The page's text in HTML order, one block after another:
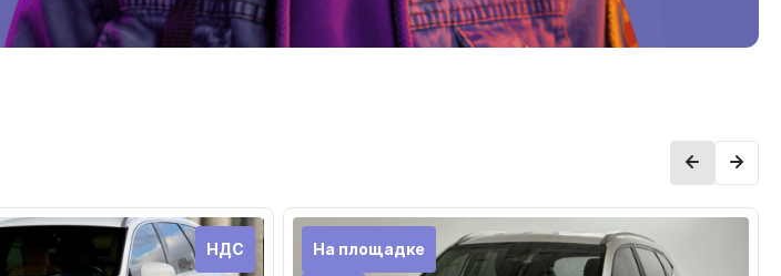
НДС
На площадке